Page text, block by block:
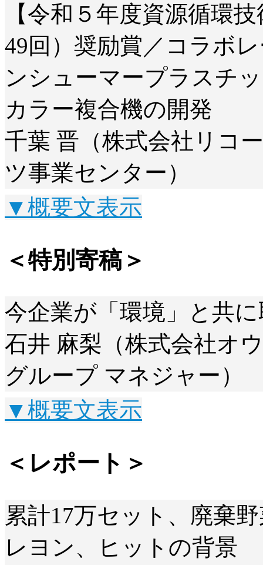
【令和５年度資源循環
49回）奨励賞／コラボ
ンシューマープラスチ
カラー複合機の開発
千葉 晋（株式会社リコ
ツ事業センター）
▼概要文表示
＜特別寄稿＞
今企業が「環境」と共
石井 麻梨（株式会社オ
グループ マネジャー）
▼概要文表示
＜レポート＞
累計17万セット、廃棄
レヨン、ヒットの背景